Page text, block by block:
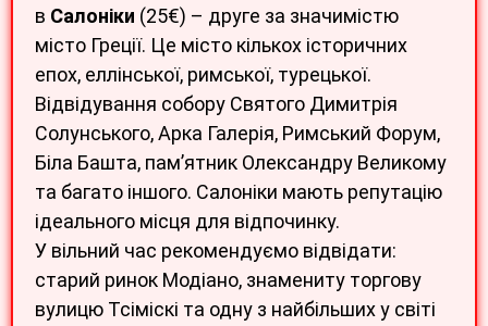
в Салоніки (25€) – друге за значимістю
місто Греції. Це місто кількох історичних
епох, еллінської, римської, турецької.
Відвідування собору Святого Димитрія
Солунського, Арка Галерія, Римський Форум,
Біла Башта, пам’ятник Олександру Великому
та багато іншого. Салоніки мають репутацію
ідеального місця для відпочинку.
У вільний час рекомендуємо відвідати:
старий ринок Модіано, знамениту торгову
вулицю Тсіміскі та одну з найбільших у світі